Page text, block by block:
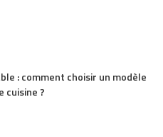
: comment choisir un modèle
cuisine ?